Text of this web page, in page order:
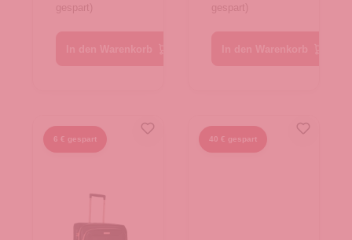
gespart)
gespart)
6 € gespart 40 € gespart